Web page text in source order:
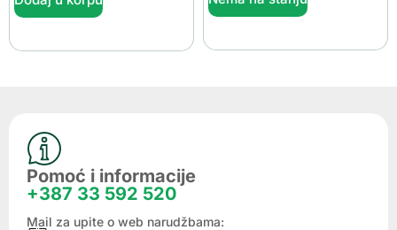
Pomoć i informacije
+387 33 592 520
Mail za upite o web narudžbama: